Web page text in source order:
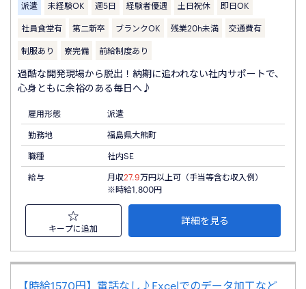
派遣
未経験OK 週5日 経験者優遇 土日祝休 即日OK
社員食堂有 第二新卒 ブランクOK 残業20h未満 交通費有
制服あり 寮完備 前給制度あり
過酷な開発現場から脱出！納期に追われない社内サポートで、
心身ともに余裕のある毎日へ♪
雇用形態 派遣
勤務地 福島県大熊町
職種 社内SE
給与 月収27.9万円以上可（手当等含む収入例）
※時給1,800円
キープに追加
詳細を見る
【時給1570円】電話なし♪Excelでのデータ加工など